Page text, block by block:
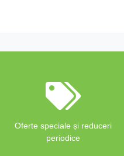
Oferte speciale și reduceri
periodice